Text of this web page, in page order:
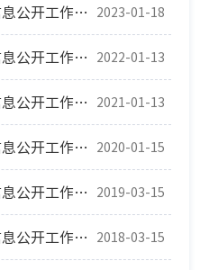
市司法局2022年度政府信息公开工作报告 2023-01-18
市司法局2021年度政府信息公开工作报告 2022-01-13
市司法局2020年度政府信息公开工作报告 2021-01-13
市司法局2019年度政府信息公开工作报告 2020-01-15
市司法局2018年度政府信息公开工作报告 2019-03-15
市司法局2017年度政府信息公开工作报告 2018-03-15